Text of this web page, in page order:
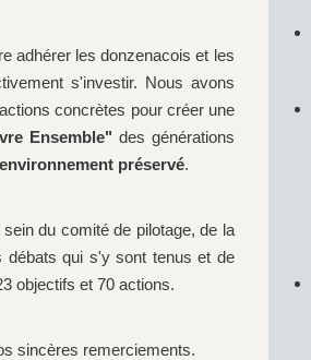
adhérer les donzenacois et les
s'investir. Nous avons
concrètes pour créer une
Ensemble" des générations
environnement préservé.
du comité de pilotage, de la
débats qui s'y sont tenus et de
objectifs et 70 actions.
sincères remerciements.